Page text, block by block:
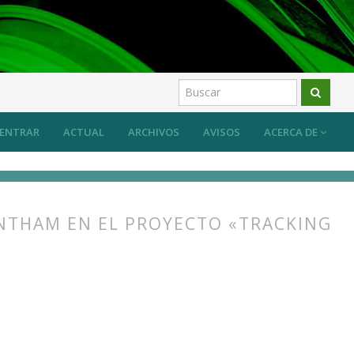
ACTUAL ARCHIVOS AVISOS ACERCA DE
ENTRAR
EN EL PROYECTO «TRACKING